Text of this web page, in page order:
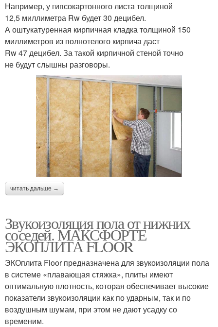
Например, у гипсокартонного листа толщиной
12,5 миллиметра Rw будет 30 децибел.
А оштукатуренная кирпичная кладка толщиной 150
миллиметров из полнотелого кирпича даст
Rw 47 децибел. За такой кирпичной стеной точно
не будут слышны разговоры.
читать дальше →
Звукоизоляция пола от нижних
соседей. МАКСФОРТЕ
ЭКОПЛИТА FLOOR
ЭКОплита Floor предназначена для звукоизоляции пола
в системе «плавающая стяжка», плиты имеют
оптимальную плотность, которая обеспечивает высокие
показатели звукоизоляции как по ударным, так и по
воздушным шумам, при этом не дают усадку со
временим.